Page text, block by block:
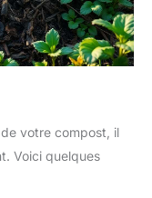
votre compost, il
Voici quelques